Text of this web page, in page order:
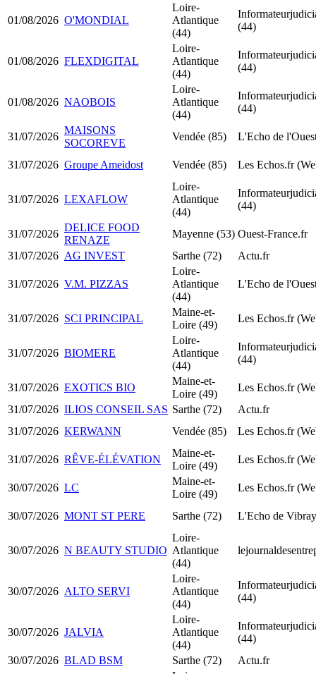
01/08/2026 O'MONDIAL
Loire-
Atlantique
(44)
(44)
01/08/2026 FLEXDIGITAL
Loire-
Atlantique
(44)
(44)
01/08/2026 NAOBOIS
Loire-
Atlantique
(44)
(44)
31/07/2026
MAISONS
SOCOREVE
Vendée (85) L'Echo de
31/07/2026 Groupe Ameidost Vendée (85) Les Echos.fr
31/07/2026 LEXAFLOW
Loire-
Atlantique
(44)
(44)
31/07/2026
DELICE FOOD
RENAZE
Mayenne (53) Ouest-France.fr
31/07/2026 AG INVEST Sarthe (72) Actu.fr
31/07/2026 V.M. PIZZAS
Loire-
Atlantique
(44)
L'Echo de
31/07/2026 SCI PRINCIPAL
Maine-et-
Loire (49)
Les Echos.fr
31/07/2026 BIOMERE
Loire-
Atlantique
(44)
(44)
31/07/2026 EXOTICS BIO
Maine-et-
Loire (49)
Les Echos.fr
31/07/2026 ILIOS CONSEIL SAS Sarthe (72)
Actu.fr
31/07/2026 KERWANN Vendée (85) Les Echos.fr
31/07/2026 RÊVE-ÉLÉVATION
Maine-et-
Loire (49)
Les Echos.fr
30/07/2026 LC
Maine-et-
Loire (49)
Les Echos.fr
30/07/2026 MONT ST PERE Sarthe (72) L'Echo de
30/07/2026 N BEAUTY STUDIO
Loire-
Atlantique
(44)
30/07/2026 ALTO SERVI
Loire-
Atlantique
(44)
(44)
30/07/2026 JALVIA
Loire-
Atlantique
(44)
(44)
30/07/2026 BLAD BSM Sarthe (72)
Actu.fr